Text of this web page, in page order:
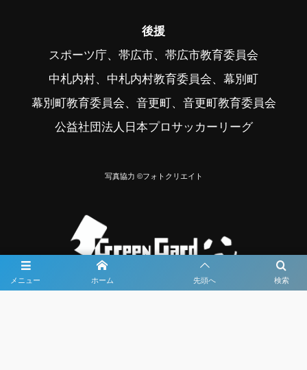
メニュー 検索
ホーム 先頭へ
後援
スポーツ庁、帯広市、帯広市教育委員会
中札内村、中札内村教育委員会、幕別町
幕別町教育委員会、音更町、音更町教育委員会
公益社団法人日本プロサッカーリーグ
写真協力 ©フォトクリエイト